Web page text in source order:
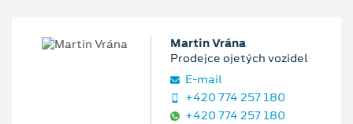
Martin Vrána
Prodejce ojetých vozidel
E‑mail
+420 774 257 180
+420 774 257 180